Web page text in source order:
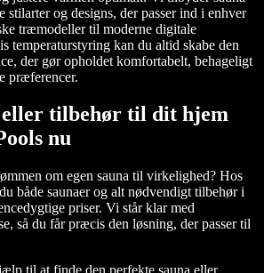
stilarter og designs, der passer ind i enhver
træmodeller til moderne digitale
temperaturstyring kan du altid skabe den
der gør opholdet komfortabelt, behageligt
præferencer.
eller tilbehør til dit hjem
nu
om egen sauna til virkelighed? Hos
både saunaer og alt nødvendigt tilbehør i
priser. Vi står klar med
så du får præcis den løsning, der passer til